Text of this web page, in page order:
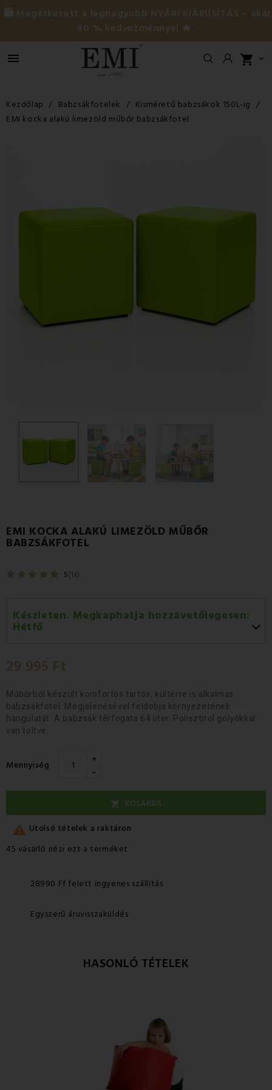
🛍️ Megérkezett a legnagyobb NYÁRI KIÁRUSÍTÁS – akár
60 % kedvezménnyel 🔥
 shopping_cart 
Kezdőlap Babzsákfotelek
Kisméretű babzsákok 150L-ig
EMI kocka alakú limezöld műbőr babzsákfotel
EMI KOCKA ALAKÚ LIMEZÖLD MŰBŐR
BABZSÁKFOTEL
5(1x)
Készleten. Megkaphatja hozzávetőlegesen:
Hétfő
Kedd 11.08
29 995 Ft
Műbőrből készült komfortos tartós, kültérre is alkalmas
babzsákfotel. Megjelenésével feldobja környezetének
hangulatát. A babzsák térfogata 64 liter. Polisztirol golyókkal
van töltve.
Mennyiség +
-
 KOSÁRBA
 Utolsó tételek a raktáron
45 vásárló nézi ezt a terméket
28990 Ff felett ingyenes szállítás
Egyszerű áruvisszaküldés
HASONLÓ TÉTELEK